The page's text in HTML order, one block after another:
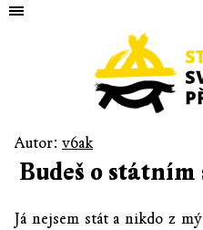
Autor: v6ak
Budeš o
Já nejsem stát a nikdo z